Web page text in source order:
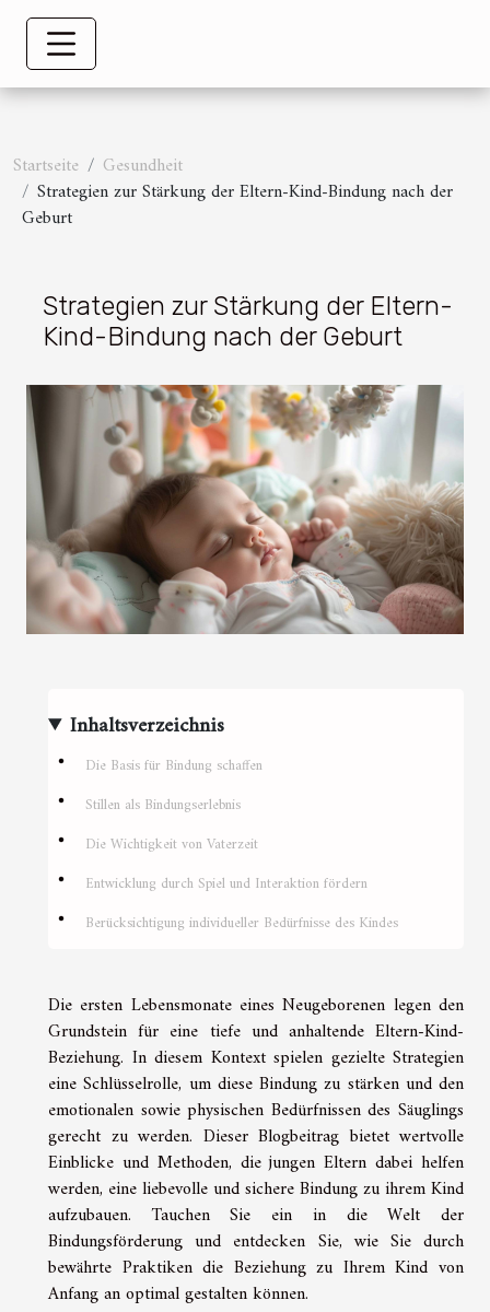
Startseite
Gesundheit
Strategien zur Stärkung der Eltern-Kind-Bindung nach der
Geburt
Strategien zur Stärkung der Eltern-
Kind-Bindung nach der Geburt
Inhaltsverzeichnis
Die Basis für Bindung schaffen
Stillen als Bindungserlebnis
Die Wichtigkeit von Vaterzeit
Entwicklung durch Spiel und Interaktion fördern
Berücksichtigung individueller Bedürfnisse des Kindes
Die ersten Lebensmonate eines Neugeborenen legen den
Grundstein für eine tiefe und anhaltende Eltern-Kind-
Beziehung. In diesem Kontext spielen gezielte Strategien
eine Schlüsselrolle, um diese Bindung zu stärken und den
emotionalen sowie physischen Bedürfnissen des Säuglings
gerecht zu werden. Dieser Blogbeitrag bietet wertvolle
Einblicke und Methoden, die jungen Eltern dabei helfen
werden, eine liebevolle und sichere Bindung zu ihrem Kind
aufzubauen. Tauchen Sie ein in die Welt der
Bindungsförderung und entdecken Sie, wie Sie durch
bewährte Praktiken die Beziehung zu Ihrem Kind von
Anfang an optimal gestalten können.